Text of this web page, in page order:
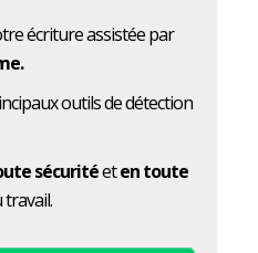
écriture assistée par
outils de détection
sécuritéeten toute
travail.